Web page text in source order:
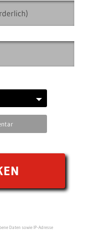
Daten sowie IP-Adresse